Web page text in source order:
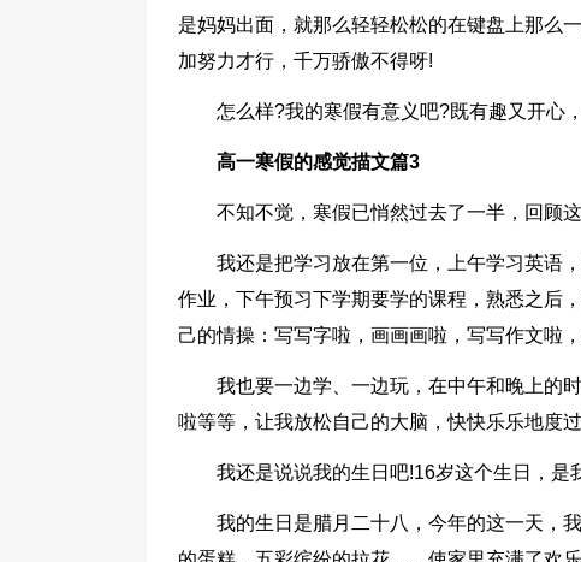
是妈妈出面，就那么轻轻松松的在键盘上那么
加努力才行，千万骄傲不得呀!
怎么样?我的寒假有意义吧?既有趣又开心
高一寒假的感觉描文篇3
不知不觉，寒假已悄然过去了一半，回顾
我还是把学习放在第一位，上午学习英语
作业，下午预习下学期要学的课程，熟悉之后
己的情操：写写字啦，画画画啦，写写作文啦，
我也要一边学、一边玩，在中午和晚上的
啦等等，让我放松自己的大脑，快快乐乐地度过
我还是说说我的生日吧!16岁这个生日，
我的生日是腊月二十八，今年的这一天，